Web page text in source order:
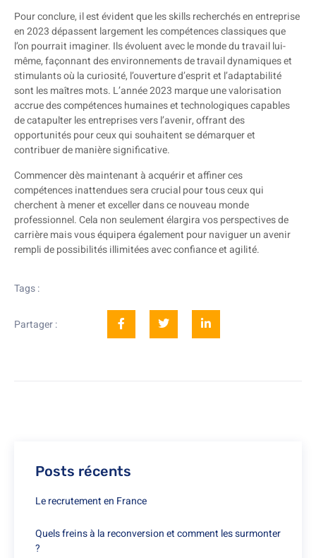
Pour conclure, il est évident que les skills recherchés en entreprise
en 2023 dépassent largement les compétences classiques que
l’on pourrait imaginer. Ils évoluent avec le monde du travail lui-
même, façonnant des environnements de travail dynamiques et
stimulants où la curiosité, l’ouverture d’esprit et l’adaptabilité
sont les maîtres mots. L’année 2023 marque une valorisation
accrue des compétences humaines et technologiques capables
de catapulter les entreprises vers l’avenir, offrant des
opportunités pour ceux qui souhaitent se démarquer et
contribuer de manière significative.
Commencer dès maintenant à acquérir et affiner ces
compétences inattendues sera crucial pour tous ceux qui
cherchent à mener et exceller dans ce nouveau monde
professionnel. Cela non seulement élargira vos perspectives de
carrière mais vous équipera également pour naviguer un avenir
rempli de possibilités illimitées avec confiance et agilité.
Tags :
Partager :
Posts récents
Le recrutement en France
Quels freins à la reconversion et comment les surmonter
?